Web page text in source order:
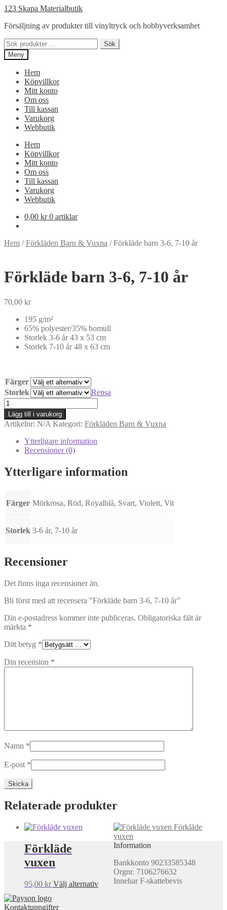
Hoppa
navigering
Hoppa
innehåll
123 Skapa Materialbutik
Försäljning av produkter till vinyltryck och hobbyverksamhet
Sök
efter:
Sök
Meny
Hem
Köpvillkor
Mitt konto
Om oss
Till kassan
Varukorg
Webbutik
Hem
Köpvillkor
Mitt konto
Om oss
Till kassan
Varukorg
Webbutik
0,00 kr 0 artiklar
Hem /Förkläden Barn & Vuxna /Förkläde barn 3-6, 7-10 år
Förkläde barn 3-6, 7-10 år
70,00 kr
195 g/m²
65% polyester/35% bomull
Storlek 3-6 år 43 x 53 cm
Storlek 7-10 år 48 x 63 cm
Färger
Storlek
Rensa
Förkläde
barn
3-
6,
mängd
Lägg till i varukorg
Artikelnr: N/A Kategori: Förkläden Barn & Vuxna
Ytterligare information
Recensioner (0)
Ytterligare information
Färger Mörkrosa, Röd, Royalblå, Svart, Violett, Vit
Storlek 3-6 år, 7-10 år
Recensioner
Det finns inga recensioner än.
Bli först med att recensera ”Förkläde barn 3-6, 7-10 år”
Din e-postadress kommer inte publiceras. Obligatoriska fält är
märkta *
Ditt betyg *
Din recension *
Namn *
E-post *
Relaterade produkter
Förkläde
vuxen
95,00 kr Välj alternativDen
Förkläde
vuxen
Information
Bankkonto 90233585348
Orgnr. 7106276632
Innehar F-skattebevis
Kontaktuppgifter